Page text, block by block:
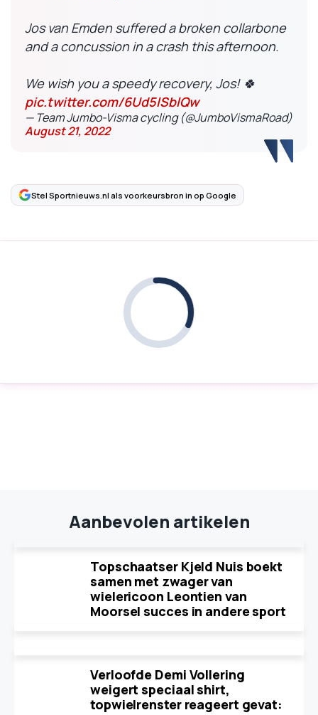
Jos van Emden suffered a broken collarbone
and a concussion in a crash this afternoon.
We wish you a speedy recovery, Jos! 🍀
pic.twitter.com/6Ud5lSblQw
— Team Jumbo-Visma cycling (@JumboVismaRoad)
August 21, 2022
Stel Sportnieuws.nl als voorkeursbron in op Google
Aanbevolen artikelen
Topschaatser Kjeld Nuis boekt
samen met zwager van
wielericoon Leontien van
Moorsel succes in andere sport
Verloofde Demi Vollering
weigert speciaal shirt,
topwielrenster reageert gevat: